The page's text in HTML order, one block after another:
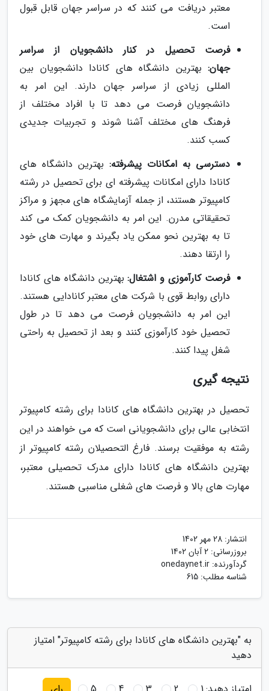
معتبر دریافت می کنند که در سراسر جهان قابل قبول
است.
فرصت تحصیل در کنار دانشجویان از سراسر
جهان: بهترین دانشگاه های کانادا دانشجویان بین
المللی زیادی از سراسر جهان دارند. این امر به
دانشجویان فرصت می دهد تا با افراد مختلف از
فرهنگ های مختلف آشنا شوند و تجربیات جدیدی
کسب کنند.
دسترسی به امکانات پیشرفته: بهترین دانشگاه های
کانادا دارای امکانات پیشرفته ای برای تحصیل در رشته
کامپیوتر هستند، از جمله آزمایشگاه های مجهز و مراکز
تحقیقاتی مدرن. این امر به دانشجویان کمک می کند
تا به بهترین نحو ممکن یاد بگیرند و مهارت های خود
را ارتقا دهند.
فرصت کارآموزی و اشتغال:بهترین دانشگاه های کانادا
دارای روابط قوی با شرکت های معتبر کانادایی هستند.
این امر به دانشجویان فرصت می دهد تا در طول
تحصیل خود کارآموزی کنند و بعد از تحصیل به راحتی
شغل پیدا کنند.
نتیجه گیری
تحصیل در بهترین دانشگاه های کانادا برای رشته کامپیوتر
انتخابی عالی برای دانشجویانی است که می خواهند در این
رشته به موفقیت برسند. فارغ التحصیلان رشته کامپیوتر از
بهترین دانشگاه های کانادا دارای مدرک تحصیلی معتبر،
مهارت های بالا و فرصت های شغلی مناسبی هستند.
انتشار: 28 مهر 1402
بروزرسانی: 2 آبان 1402
گردآورنده: onedaynet.ir
شناسه مطلب: 615
به "بهترین دانشگاه های کانادا برای رشته کامپیوتر" امتیاز
دهید